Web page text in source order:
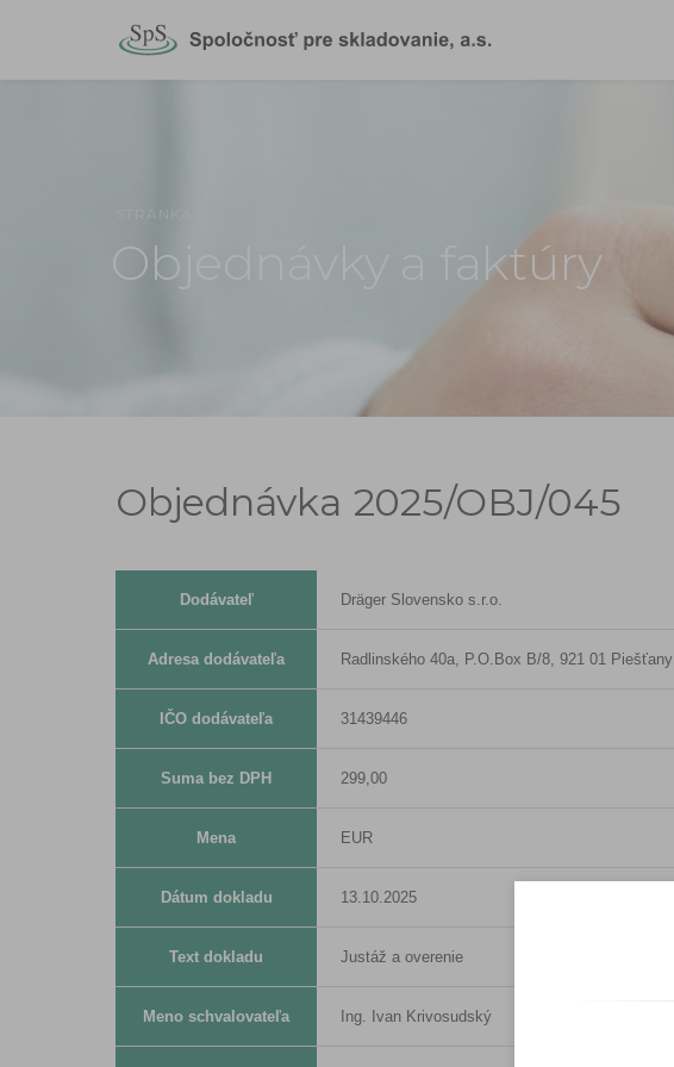
Objednávky a faktúry
Objednávka 2025/OBJ/045
Dodávateľ Dräger Slovensko s.r.o.
Adresa dodávateľa Radlinského 40a, P.O.Box B/8, 921 01 Piešťany
IČO dodávateľa 31439446
Suma bez DPH 299,00
Mena EUR
Dátum dokladu 13.10.2025
Text dokladu Justáž a overenie
Meno schvalovateľa Ing. Ivan Krivosudský